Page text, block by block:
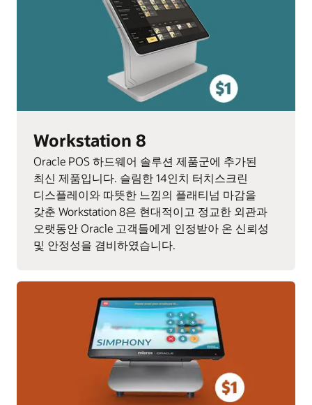
Workstation 8
Oracle POS 하드웨어 솔루션 제품군에 추가된
최신 제품입니다. 슬림한 14인치 터치스크린
디스플레이와 따뜻한 느낌의 플래티넘 마감을
갖춘 Workstation 8은 현대적이고 정교한 외관과
오랫동안 Oracle 고객들에게 인정받아 온 신뢰성
및 안정성을 겸비하였습니다.